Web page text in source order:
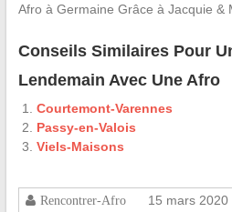
Afro à Germaine Grâce à Jacquie &
Conseils Similaires Pour
Lendemain Avec Une Afro
Courtemont-Varennes
Passy-en-Valois
Viels-Maisons
Rencontrer-Afro 15 mars 2020